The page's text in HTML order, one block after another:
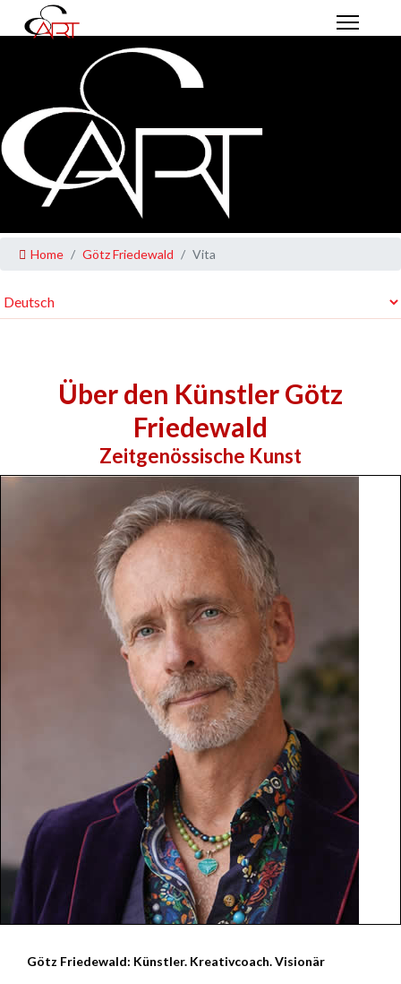
Home Götz Friedewald Vita
Über den Künstler Götz
Friedewald
Zeitgenössische Kunst
Götz Friedewald: Künstler. Kreativcoach. Visionär